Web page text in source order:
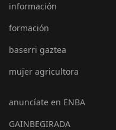
información
formación
baserri gaztea
mujer agricultora
anuncíate en ENBA
GAINBEGIRADA